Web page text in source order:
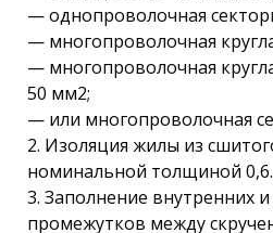
— однопроволочная
— многопроволочная
— многопроволочная
50 мм2;
— или многопроволочная
2. Изоляция жилы из
номинальной толщиной
3. Заполнение внутренних
промежутков между